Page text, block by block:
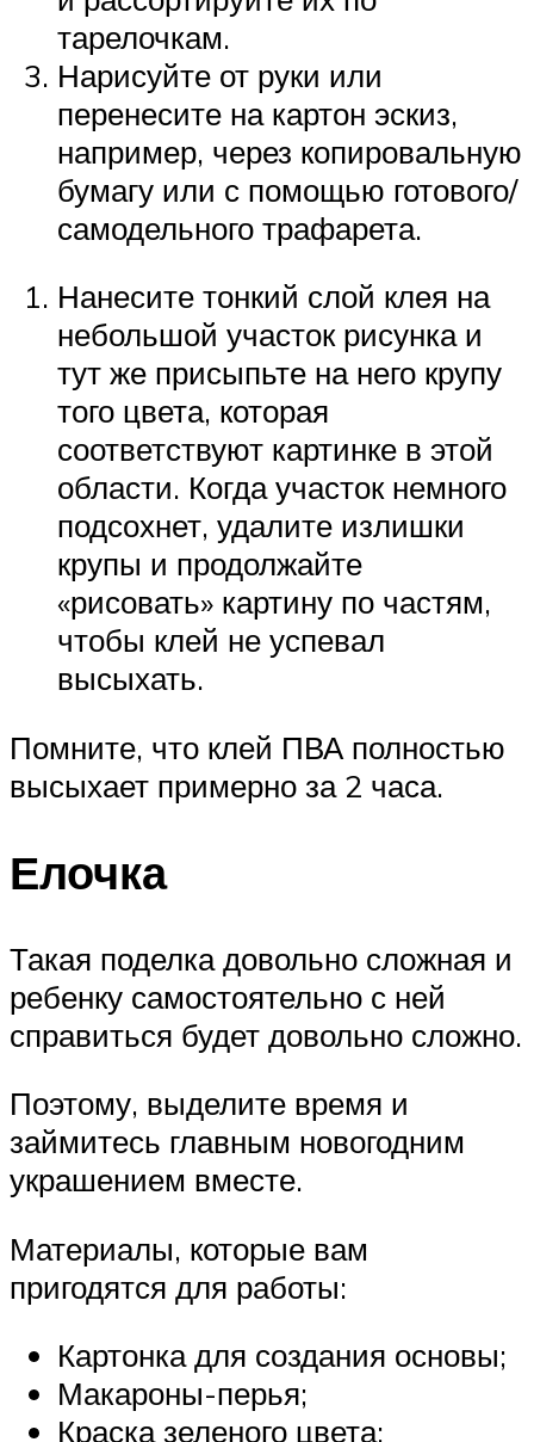
тарелочкам.
Нарисуйте от руки или
перенесите на картон эскиз,
например, через копировальную
бумагу или с помощью готового/
самодельного трафарета.
Нанесите тонкий слой клея на
небольшой участок рисунка и
тут же присыпьте на него крупу
того цвета, которая
соответствуют картинке в этой
области. Когда участок немного
подсохнет, удалите излишки
крупы и продолжайте
«рисовать» картину по частям,
чтобы клей не успевал
высыхать.
Помните, что клей ПВА полностью
высыхает примерно за 2 часа.
Елочка
Такая поделка довольно сложная и
ребенку самостоятельно с ней
справиться будет довольно сложно.
Поэтому, выделите время и
займитесь главным новогодним
украшением вместе.
Материалы, которые вам
пригодятся для работы:
Картонка для создания основы;
Макароны-перья;
Краска зеленого цвета;